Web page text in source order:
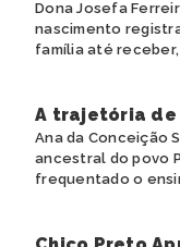
Dona Josefa
nascimento
família até receber,
A trajetória de
Ana da Conceição
ancestral do povo
frequentado o